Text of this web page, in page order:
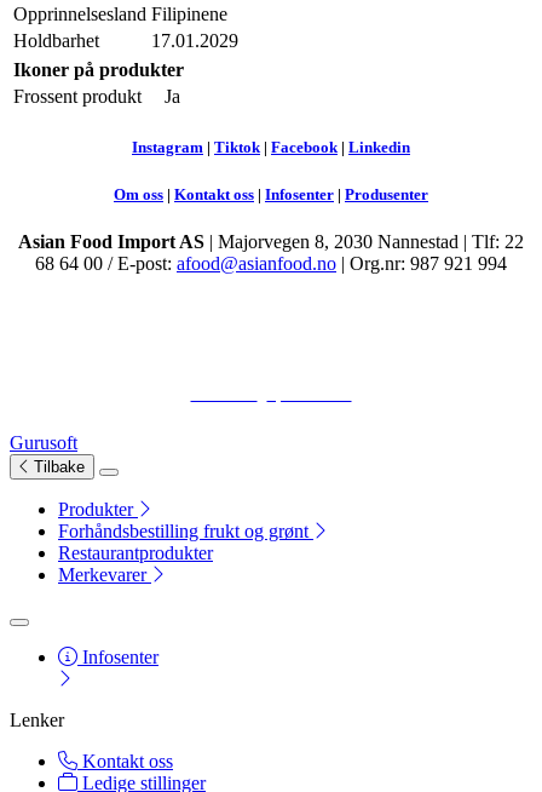
Opprinnelsesland Filipinene
Holdbarhet
17.01.2029
Ikoner på produkter
Frossent produkt
Ja
Instagram | Tiktok| Facebook| Linkedin
Om oss | Kontakt oss | Infosenter | Produsenter
Asian Food Import AS | Majorvegen 8, 2030 Nannestad | Tlf: 22
68 64 00 / E-post: afood@asianfood.no | Org.nr: 987 921 994
Gurusoft
Tilbake
Produkter
Forhåndsbestilling frukt og grønt
Restaurantprodukter
Merkevarer
Infosenter
Lenker
Kontakt oss
Ledige stillinger